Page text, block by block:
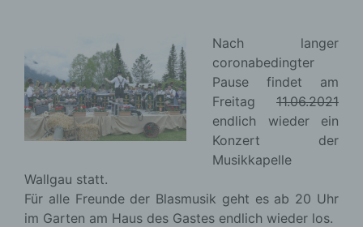
Nach langer
coronabedingter
Pause findet am
Freitag 11.06.2021
endlich wieder ein
Konzert der
Musikkapelle
Wallgau statt.
Für alle Freunde der Blasmusik geht es ab 20 Uhr
im Garten am Haus des Gastes endlich wieder los.